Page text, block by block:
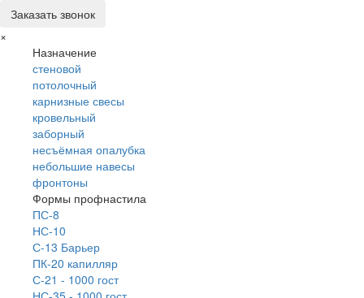
Заказать звонок
×
Назначение
стеновой
потолочный
карнизные свесы
кровельный
заборный
несъёмная опалубка
небольшие навесы
фронтоны
Формы профнастила
ПС-8
НС-10
С-13 Барьер
ПК-20 капилляр
С-21 - 1000 гост